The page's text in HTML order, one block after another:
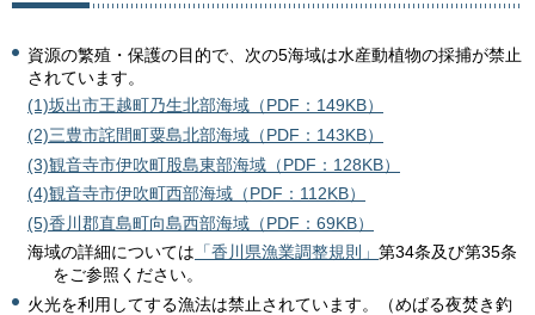
資源の繁殖・保護の目的で、次の5海域は水産動植物の採捕が禁止
されています。
(1)坂出市王越町乃生北部海域（PDF：149KB）
(2)三豊市詫間町粟島北部海域（PDF：143KB）
(3)観音寺市伊吹町股島東部海域（PDF：128KB）
(4)観音寺市伊吹町西部海域（PDF：112KB）
(5)香川郡直島町向島西部海域（PDF：69KB）
海域の詳細については 「香川県漁業調整規則」 第34条及び第35条
をご参照ください。
火光を利用してする漁法は禁止されています。（めばる夜焚き釣